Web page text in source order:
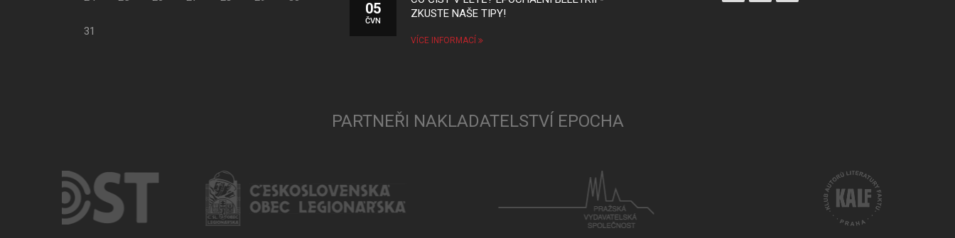
31
05
ČVN
ZKUSTE NAŠE TIPY!
VÍCE INFORMACÍ
PARTNEŘI NAKLADATELSTVÍ EPOCHA